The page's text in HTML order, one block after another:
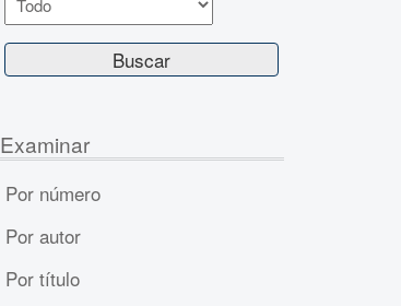
Examinar
Por número
Por autor
Por título